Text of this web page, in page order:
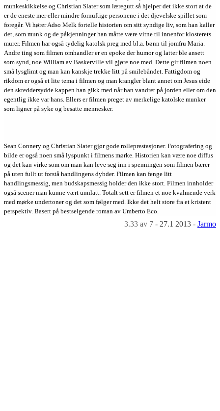
munkeskikkelse og Christian Slater som læregutt så hjelper det ikke stort at de
er de eneste mer eller mindre fornuftige personene i det djevelske spillet som
foregår. Vi hører Adso Melk fortelle historien om sitt syndige liv, som han kaller
det, som munk og de påkjenninger han måtte være vitne til innenfor klosterets
murer. Filmen har også tydelig katolsk preg med bl.a. bønn til jomfru Maria.
Andre ting som filmen omhandler er en epoke der humor og latter ble ansett
som synd, noe William av Baskerville vil gjøre noe med. Dette gir filmen noen
små lysglimt og man kan kanskje trekke litt på smilebåndet. Fattigdom og
rikdom er også et lite tema i filmen og man krangler blant annet om Jesus eide
den skreddersydde kappen han gikk med når han vandret på jorden eller om den
egentlig ikke var hans. Ellers er filmen preget av merkelige katolske munker
som ligner på syke og besatte mennesker.
Sean Connery og Christian Slater gjør gode rolleprestasjoner. Fotografering og
bilde er også noen små lyspunkt i filmens mørke. Historien kan være noe diffus
og det kan virke som om man kan leve seg inn i spenningen som filmen bærer
på uten fullt ut forstå handlingens dybder. Filmen kan fenge litt
handlingsmessig, men budskapsmessig holder den ikke stort. Filmen innholder
også scener man kunne vært unnlatt. Totalt sett er filmen et noe kvalmende verk
med mørke undertoner og det som følger med. Ikke det helt store fra et kristent
perspektiv. Basert på bestselgende roman av Umberto Eco.
3.33 av 7 - 27.1 2013 - Jarmo